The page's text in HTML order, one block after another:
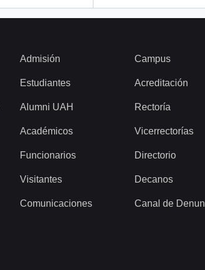
Admisión
Estudiantes
Alumni UAH
Académicos
Funcionarios
Visitantes
Comunicaciones
Campus
Acreditación
Rectoría
Vicerrectorías
Directorio
Decanos
Canal de